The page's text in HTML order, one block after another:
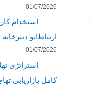
←
01/07/2026
استخدام
ارتباطاتو
01/07/2026
استراتژی
کامل بازاریابی